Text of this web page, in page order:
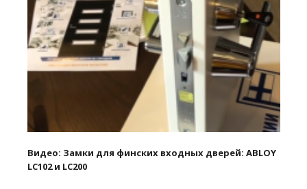
Видео: Замки для финских входных дверей: ABLOY
LC102 и LC200